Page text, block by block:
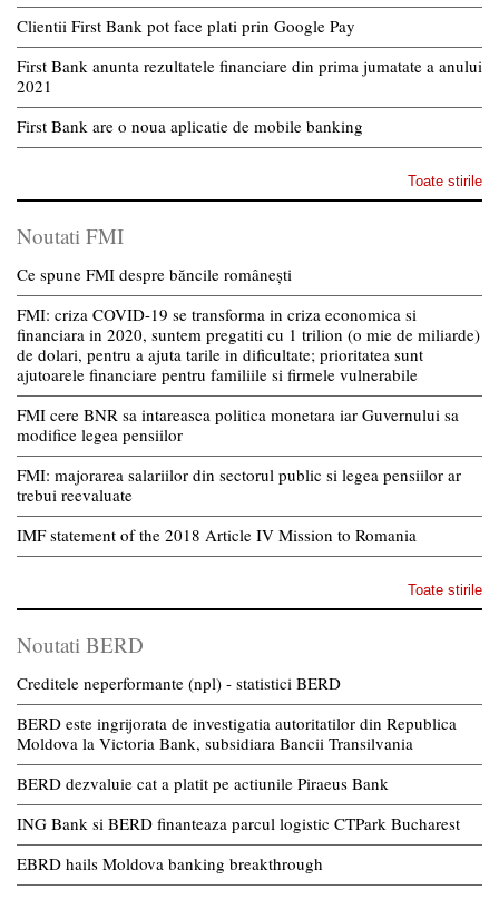
Clientii First Bank pot face plati prin Google Pay
First Bank anunta rezultatele financiare din prima jumatate a anului
2021
First Bank are o noua aplicatie de mobile banking
Toate stirile
Noutati FMI
Ce spune FMI despre băncile românești
FMI: criza COVID-19 se transforma in criza economica si
financiara in 2020, suntem pregatiti cu 1 trilion (o mie de miliarde)
de dolari, pentru a ajuta tarile in dificultate; prioritatea sunt
ajutoarele financiare pentru familiile si firmele vulnerabile
FMI cere BNR sa intareasca politica monetara iar Guvernului sa
modifice legea pensiilor
FMI: majorarea salariilor din sectorul public si legea pensiilor ar
trebui reevaluate
IMF statement of the 2018 Article IV Mission to Romania
Toate stirile
Noutati BERD
Creditele neperformante (npl) - statistici BERD
BERD este ingrijorata de investigatia autoritatilor din Republica
Moldova la Victoria Bank, subsidiara Bancii Transilvania
BERD dezvaluie cat a platit pe actiunile Piraeus Bank
ING Bank si BERD finanteaza parcul logistic CTPark Bucharest
EBRD hails Moldova banking breakthrough